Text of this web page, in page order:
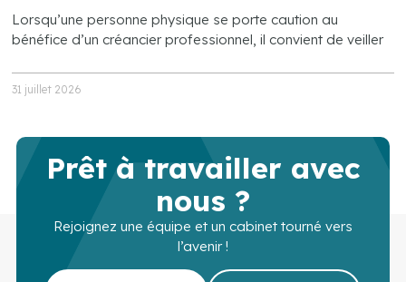
Lorsqu’une personne physique se porte caution au
bénéfice d’un créancier professionnel, il convient de veiller
31 juillet 2026
Prêt à travailler avec
nous ?
Rejoignez une équipe et un cabinet tourné vers
l’avenir !